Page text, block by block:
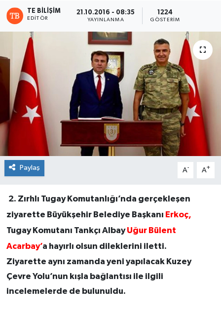
TE BILIŞIM
EDITÖR
21.10.2016 - 08:35
YAYINLANMA
1224
GÖSTERIM
Paylaş A- A+
2. Zırhlı Tugay Komutanlığı’nda gerçekleşen
ziyarette Büyükşehir Belediye Başkanı Erkoç,
Tugay Komutanı Tankçı AlbayUğur Bülent
Acarbay’a hayırlı olsun dileklerini iletti.
Ziyarette aynı zamanda yeni yapılacak Kuzey
Çevre Yolu’nun kışla bağlantısı ile ilgili
incelemelerde de bulunuldu.